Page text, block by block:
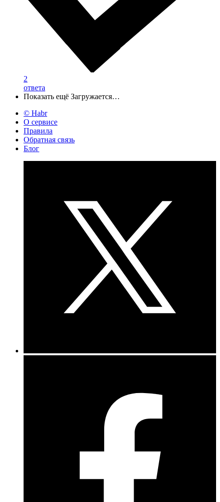
2
ответа
Показать ещё Загружается…
© Habr
О сервисе
Правила
Обратная связь
Блог